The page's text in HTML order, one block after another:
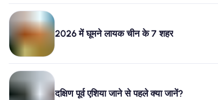
2026 में घूमने लायक चीन के 7 शहर
दक्षिण पूर्व एशिया जाने से पहले क्या जानें?